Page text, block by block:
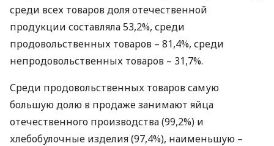
среди всех товаров доля отечественной
продукции составляла 53,2%, среди
продовольственных товаров – 81,4%, среди
непродовольственных товаров – 31,7%.
Среди продовольственных товаров самую
большую долю в продаже занимают яйца
отечественного производства (99,2%) и
хлебобулочные изделия (97,4%), наименьшую –